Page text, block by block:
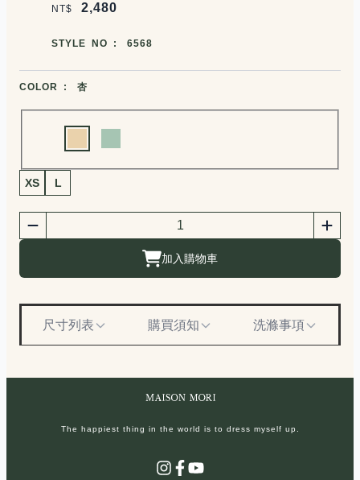
NT$ 2,480
商品編號
STYLE NO : 6568
商品顏色選擇
COLOR : 杏
Choose a color
商品尺寸選擇
XS L
商品購買數量
加入購物車
尺寸列表 購買須知 洗滌事項
The happiest thing in the world is to dress myself up.
Instagram
Facebook
YouTube